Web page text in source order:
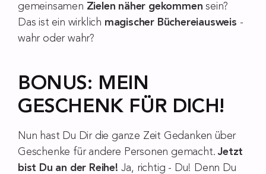
gemeinsamen Zielen näher gekommen sein?
Das ist ein wirklich magischer Büchereiausweis -
wahr oder wahr?
BONUS: MEIN
GESCHENK FÜR DICH!
Nun hast Du Dir die ganze Zeit Gedanken über
Geschenke für andere Personen gemacht.Jetzt
bist Du an der Reihe! Ja, richtig - Du! Denn Du